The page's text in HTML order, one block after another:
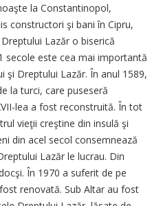
la Constantinopol,
constructori şi bani în Cipru,
Lazăr o biserică
secole este cea mai importantă
şi Dreptului Lazăr. În anul 1589,
la turci, care puseseră
lea a fost reconstruită. În tot
vieţii creştine din insulă şi
din acel secol consemnează
Lazăr le lucrau. Din
În 1970 a suferit de pe
renovată. Sub Altar au fost